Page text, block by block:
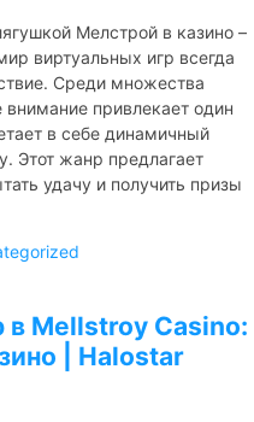
Мелстрой в казино –
виртуальных игр всегда
Среди множества
привлекает один
в себе динамичный
Этот жанр предлагает
удачу и получить призы
в Mellstroy Casino:
| Halostar